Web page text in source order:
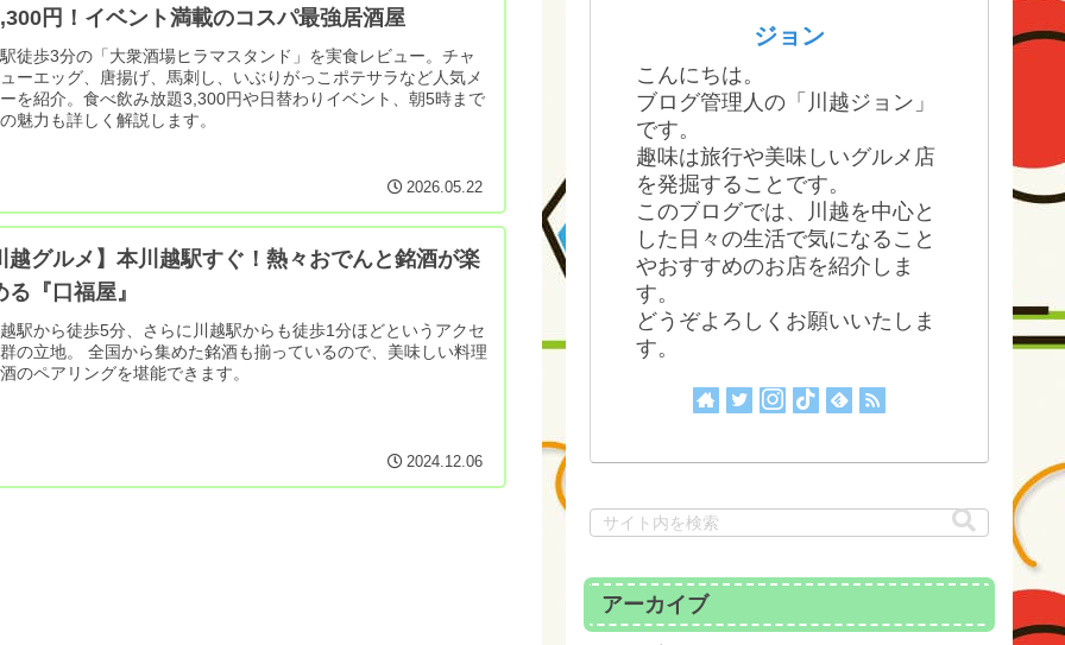
円！イベント満載のコスパ最強居酒屋
徒歩3分の「大衆酒場ヒラマスタンド」を実食レビュー。チャ
ーエッグ、唐揚げ、馬刺し、いぶりがっこポテサラなど人気メ
を紹介。食べ飲み放題3,300円や日替わりイベント、朝5時まで
魅力も詳しく解説します。
2026.05.22
越グルメ】本川越駅すぐ！熱々おでんと銘酒が楽
る『口福屋』
駅から徒歩5分、さらに川越駅からも徒歩1分ほどというアクセ
の立地。 全国から集めた銘酒も揃っているので、美味しい料理
のペアリングを堪能できます。
2024.12.06
ジョン
こんにちは。
ブログ管理人の「川越ジョン」
です。
趣味は旅行や美味しいグルメ店
を発掘することです。
このブログでは、川越を中心と
した日々の生活で気になること
やおすすめのお店を紹介しま
す。
どうぞよろしくお願いいたしま
す。
アーカイブ